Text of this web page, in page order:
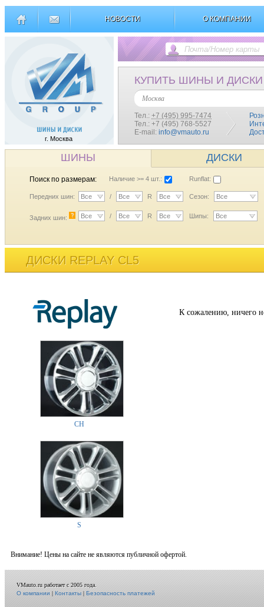
НОВОСТИ О КОМПАНИИ
г. Москва
КУПИТЬ ШИНЫ И ДИСКИ
Москва
Тел.: +7 (495) 995-7474
Тел.: +7 (495) 768-5527
E-mail: info@vmauto.ru
ШИНЫ ДИСКИ
Поиск по размерам: Наличие >= 4 шт.: Runflat:
Передних шин: Все / Все R Все Сезон: Все
Задних шин: ? Все / Все R Все Шипы: Все
ДИСКИ REPLAY CL5
CH
S
К сожалению, ничего
Внимание! Цены на сайте не являются публичной офертой.
VMauto.ru работает с 2005 года.
О компании|Контакты|Безопасность платежей